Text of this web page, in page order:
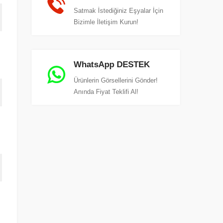
Satmak İstediğiniz Eşyalar İçin
Bizimle İletişim Kurun!
WhatsApp DESTEK
Ürünlerin Görsellerini Gönder!
Anında Fiyat Teklifi Al!